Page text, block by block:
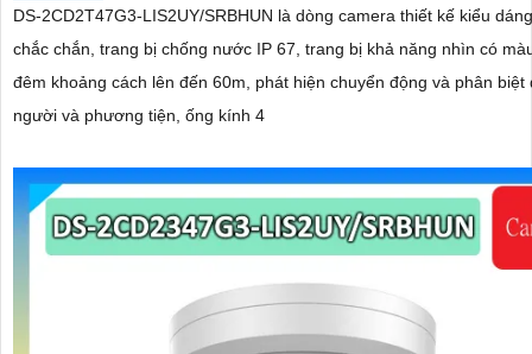
DS-2CD2T47G3-LIS2UY/SRBHUN là dòng camera thiết kế kiểu
chắc chắn, trang bị chống nước IP 67, trang bị khả năng nhìn có màu vào ban
đêm khoảng cách lên đến 60m, phát hiện chuyển động và phân biệt
người và phương tiện, ống kính 4